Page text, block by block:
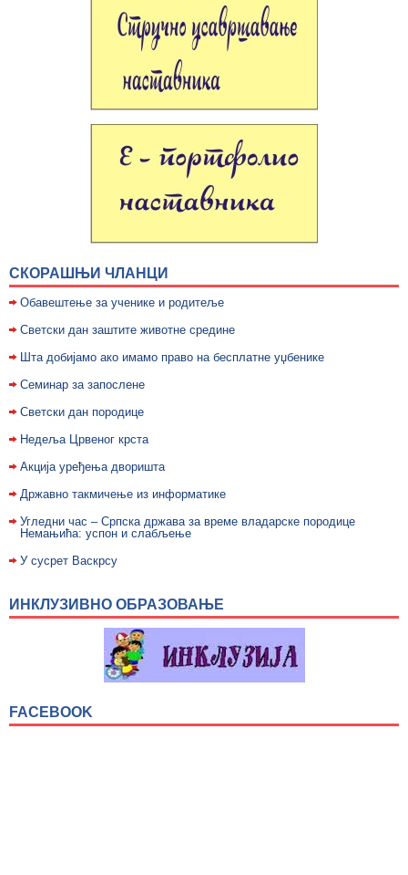
СКОРАШЊИ ЧЛАНЦИ
Обавештење за ученике и родитеље
Светски дан заштите животне средине
Шта добијамо ако имамо право на бесплатне уџбенике
Семинар за запослене
Светски дан породице
Недељa Црвеног крста
Акција уређења дворишта
Државно такмичење из информатике
Угледни час – Српска држава за време владарске породице
Немањића: успон и слабљење
У сусрет Васкрсу
ИНКЛУЗИВНО ОБРАЗОВАЊЕ
FACEBOOK